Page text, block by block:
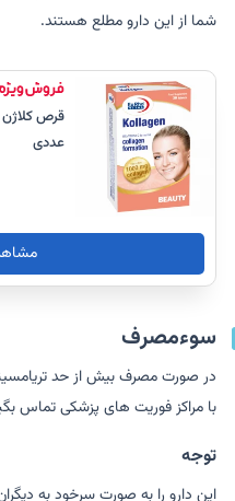
شما از این دارو مطلع هستند.
عددی
سوءمصرف
در صورت مصرف بیش از حد
با مراکز فوریت های پزشکی تماس
توجه
این دارو را به صورت سرخود به